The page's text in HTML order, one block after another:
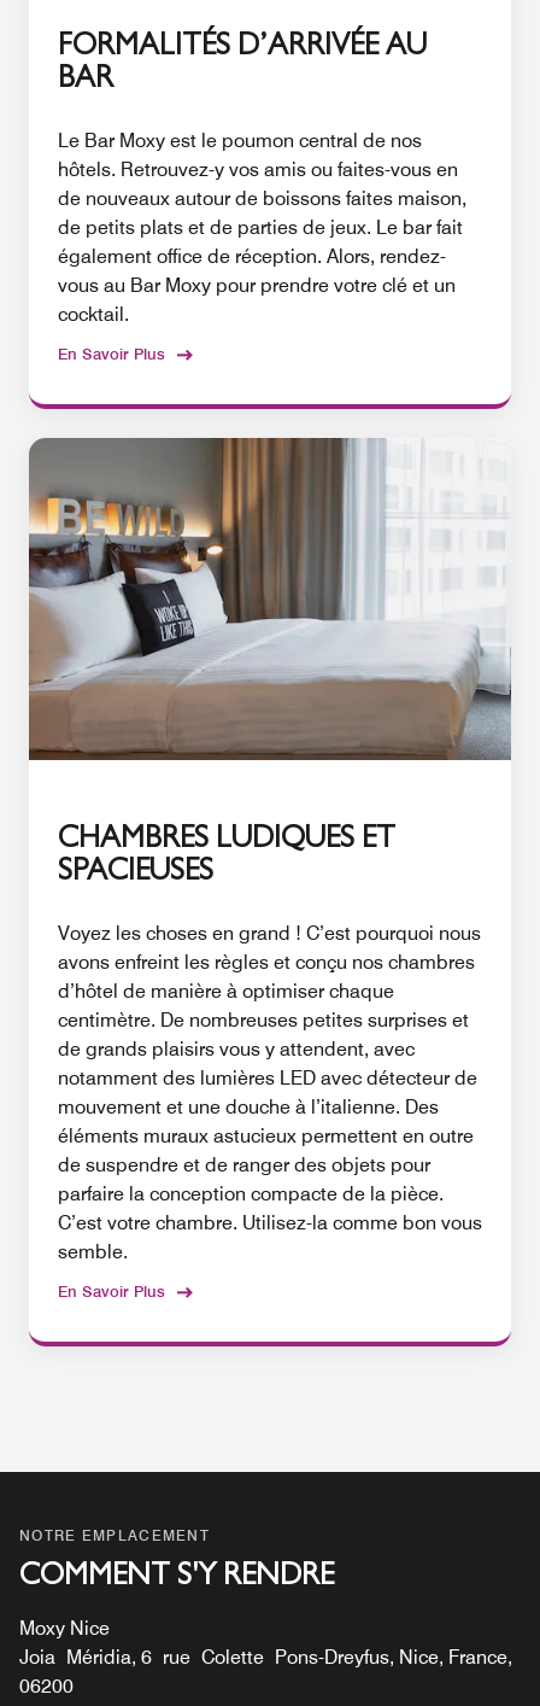
FORMALITÉS D’ARRIVÉE AU
BAR
Le Bar Moxy est le poumon central de nos
hôtels. Retrouvez-y vos amis ou faites-vous en
de nouveaux autour de boissons faites maison,
de petits plats et de parties de jeux. Le bar fait
également office de réception. Alors, rendez-
vous au Bar Moxy pour prendre votre clé et un
cocktail.
En Savoir Plus
CHAMBRES LUDIQUES ET
SPACIEUSES
Voyez les choses en grand ! C’est pourquoi nous
avons enfreint les règles et conçu nos chambres
d’hôtel de manière à optimiser chaque
centimètre. De nombreuses petites surprises et
de grands plaisirs vous y attendent, avec
notamment des lumières LED avec détecteur de
mouvement et une douche à l’italienne. Des
éléments muraux astucieux permettent en outre
de suspendre et de ranger des objets pour
parfaire la conception compacte de la pièce.
C’est votre chambre. Utilisez-la comme bon vous
semble.
En Savoir Plus
NOTRE EMPLACEMENT
COMMENT S'Y RENDRE
Moxy Nice
Joia Méridia, 6 rue Colette Pons-Dreyfus, Nice, France,
06200